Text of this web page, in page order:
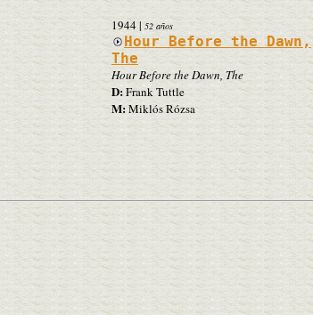
1944| 52 años
Hour Before the Dawn,
The
Hour Before the Dawn, The
D:Frank Tuttle
M:Miklós Rózsa